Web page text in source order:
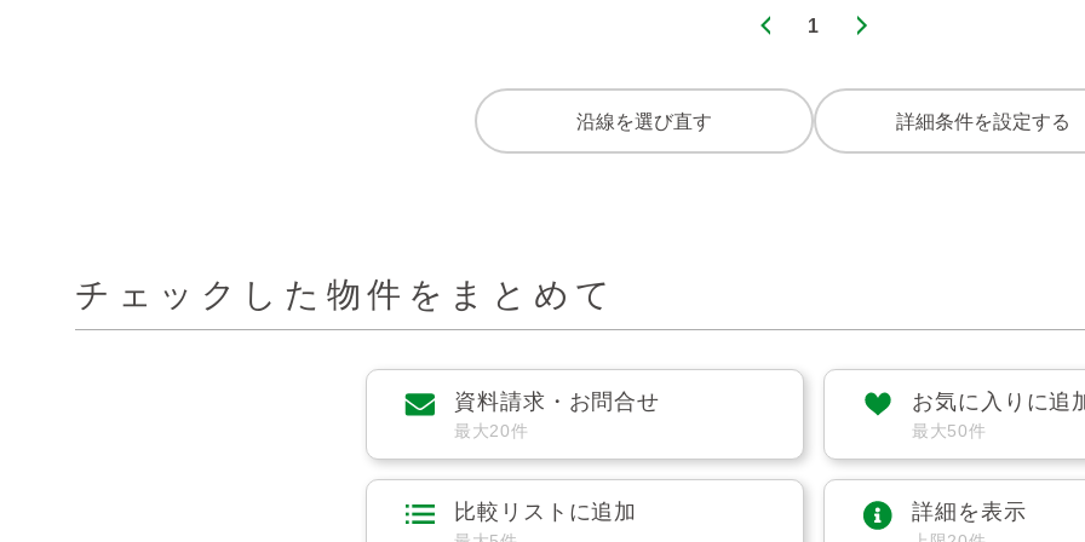
1
沿線を選び直す 詳細条件を設定する
チェックした物件をまとめて
資料請求・お問合せ
最大20件
お気に入りに追
最大50件
比較リストに追加 詳細を表示